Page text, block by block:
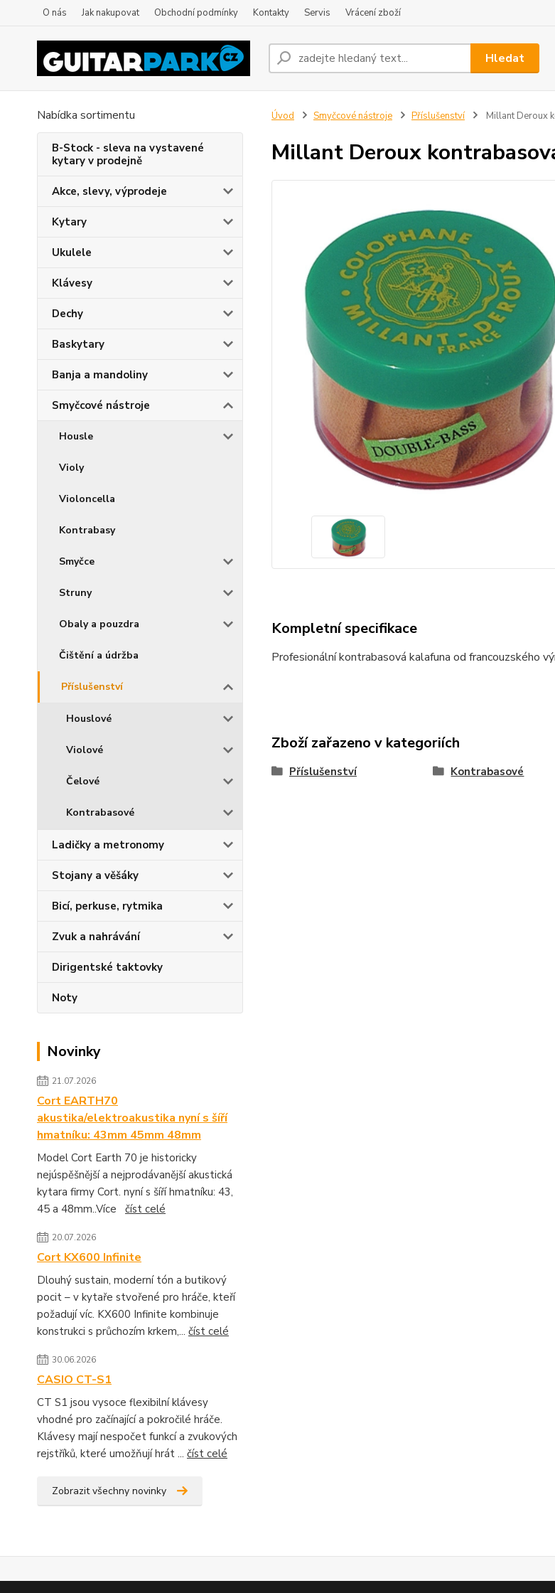
O nás Jak nakupovat Obchodní podmínky Kontakty Servis Vrácení zboží
Hledat
Nabídka sortimentu
B-Stock - sleva na vystavené
kytary v prodejně
Akce, slevy, výprodeje
Kytary
Ukulele
Klávesy
Dechy
Baskytary
Banja a mandoliny
Smyčcové nástroje
Housle
Violy
Violoncella
Kontrabasy
Smyčce
Struny
Obaly a pouzdra
Čištění a údržba
Příslušenství
Houslové
Violové
Čelové
Kontrabasové
Ladičky a metronomy
Stojany a věšáky
Bicí, perkuse, rytmika
Zvuk a nahrávání
Dirigentské taktovky
Noty
Novinky
21.07.2026
Cort EARTH70
akustika/elektroakustika nyní s šíří
hmatníku: 43mm 45mm 48mm
Model Cort Earth 70 je historicky
nejúspěšnější a nejprodávanější akustická
kytara firmy Cort. nyní s šíří hmatníku: 43,
45 a 48mm..Více číst celé
20.07.2026
Cort KX600 Infinite
Dlouhý sustain, moderní tón a butikový
pocit – v kytaře stvořené pro hráče, kteří
požadují víc. KX600 Infinite kombinuje
konstrukci s průchozím krkem,... číst celé
30.06.2026
CASIO CT-S1
CT S1 jsou vysoce flexibilní klávesy
vhodné pro začínající a pokročilé hráče.
Klávesy mají nespočet funkcí a zvukových
rejstříků, které umožňují hrát ... číst celé
Zobrazit všechny novinky
Úvod Smyčcové nástroje Příslušenství Millant Deroux
Millant Deroux
Kompletní specifikace
Profesionální kontrabasová kalafuna od francouzského
Zboží zařazeno v kategoriích
Příslušenství Kontrabasové